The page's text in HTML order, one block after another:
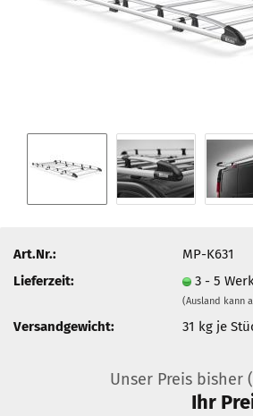
Art.Nr.:
MP-K631
Lieferzeit:
3 - 5
(Ausland kann
Versandgewicht: 31 kg je
Unser Preis bisher
Ihr